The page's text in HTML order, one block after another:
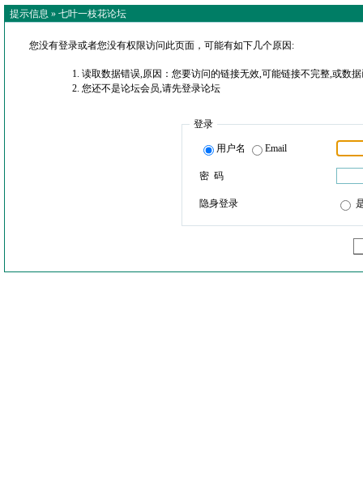
提示信息 » 七叶一枝花论坛
您没有登录或者您没有权限访问此页面，可能有如下几个原因:
读取数据错误,原因：您要访问的链接无效,可能链接不完整,或数
您还不是论坛会员,请先登录论坛
登录
用户名 Email
密 码
隐身登录